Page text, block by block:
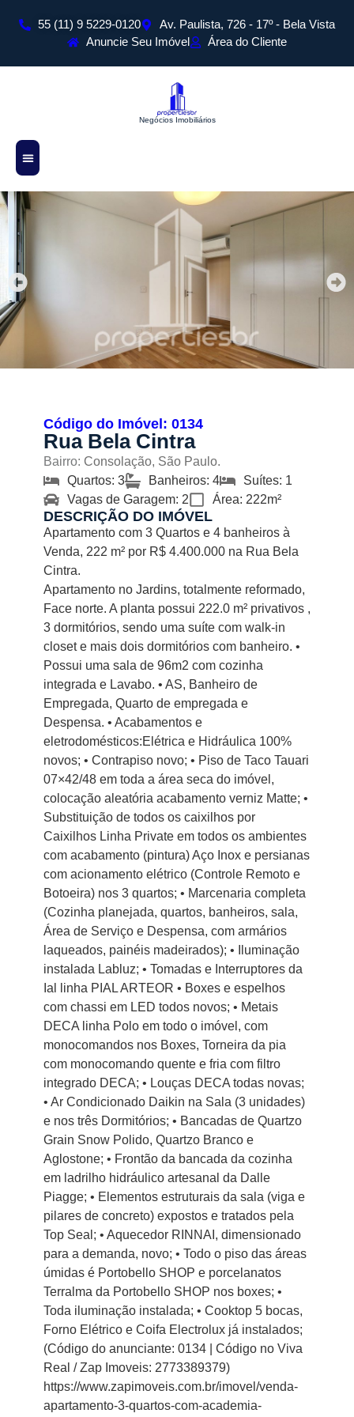
55 (11) 9 5229-0120
Av. Paulista, 726 - 17º - Bela Vista
Anuncie Seu Imóvel
Área do Cliente
Negócios Imobiliários
Código do Imóvel: 0134
Rua Bela Cintra
Bairro: Consolação, São Paulo.
Quartos: 3
Banheiros: 4
Suítes: 1
Vagas de Garagem: 2
Área: 222m²
DESCRIÇÃO DO IMÓVEL
Apartamento com 3 Quartos e 4 banheiros à
Venda, 222 m² por R$ 4.400.000 na Rua Bela
Cintra.
Apartamento no Jardins, totalmente reformado,
Face norte. A planta possui 222.0 m² privativos ,
3 dormitórios, sendo uma suíte com walk-in
closet e mais dois dormitórios com banheiro. •
Possui uma sala de 96m2 com cozinha
integrada e Lavabo. • AS, Banheiro de
Empregada, Quarto de empregada e
Despensa. • Acabamentos e
eletrodomésticos:Elétrica e Hidráulica 100%
novos; • Contrapiso novo; • Piso de Taco Tauari
07×42/48 em toda a área seca do imóvel,
colocação aleatória acabamento verniz Matte; •
Substituição de todos os caixilhos por
Caixilhos Linha Private em todos os ambientes
com acabamento (pintura) Aço Inox e persianas
com acionamento elétrico (Controle Remoto e
Botoeira) nos 3 quartos; • Marcenaria completa
(Cozinha planejada, quartos, banheiros, sala,
Área de Serviço e Despensa, com armários
laqueados, painéis madeirados); • Iluminação
instalada Labluz; • Tomadas e Interruptores da
Ial linha PIAL ARTEOR • Boxes e espelhos
com chassi em LED todos novos; • Metais
DECA linha Polo em todo o imóvel, com
monocomandos nos Boxes, Torneira da pia
com monocomando quente e fria com filtro
integrado DECA; • Louças DECA todas novas;
• Ar Condicionado Daikin na Sala (3 unidades)
e nos três Dormitórios; • Bancadas de Quartzo
Grain Snow Polido, Quartzo Branco e
Aglostone; • Frontão da bancada da cozinha
em ladrilho hidráulico artesanal da Dalle
Piagge; • Elementos estruturais da sala (viga e
pilares de concreto) expostos e tratados pela
Top Seal; • Aquecedor RINNAI, dimensionado
para a demanda, novo; • Todo o piso das áreas
úmidas é Portobello SHOP e porcelanatos
Terralma da Portobello SHOP nos boxes; •
Toda iluminação instalada; • Cooktop 5 bocas,
Forno Elétrico e Coifa Electrolux já instalados;
(Código do anunciante: 0134 | Código no Viva
Real / Zap Imoveis: 2773389379)
https://www.zapimoveis.com.br/imovel/venda-
apartamento-3-quartos-com-academia-